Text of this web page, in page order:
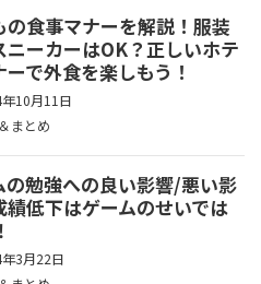
の食事マナーを解説！服装
ニーカーはOK？正しいホテ
ーで外食を楽しもう！
10月11日
まとめ
の勉強への良い影響/悪い影
低下はゲームのせいでは
3月22日